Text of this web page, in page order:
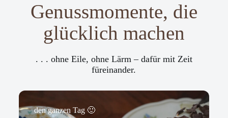
Genussmomente, die
glücklich machen
. . . ohne Eile, ohne Lärm – dafür mit Zeit
füreinander.
den ganzen Tag 🙂